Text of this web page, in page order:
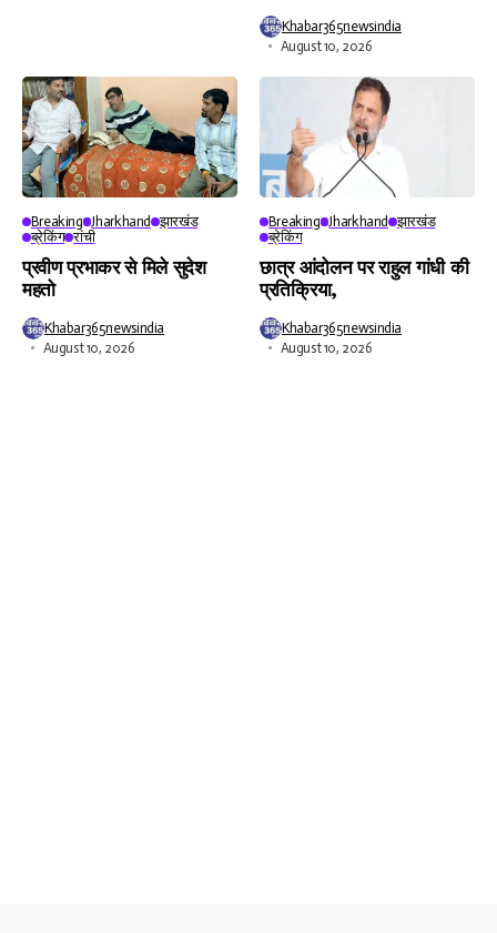
Khabar365newsindia
August 10, 2026
Breaking Jharkhand
झारखंड
ब्रेकिंग रांची
प्रवीण प्रभाकर से मिले सुदेश
महतो
Khabar365newsindia
August 10, 2026
Breaking Jharkhand
झारखंड
ब्रेकिंग
छात्र आंदोलन पर राहुल गांधी की
प्रतिक्रिया,
Khabar365newsindia
August 10, 2026